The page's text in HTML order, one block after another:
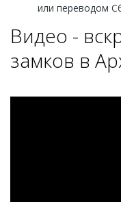
или переводом
Видео -
замков в